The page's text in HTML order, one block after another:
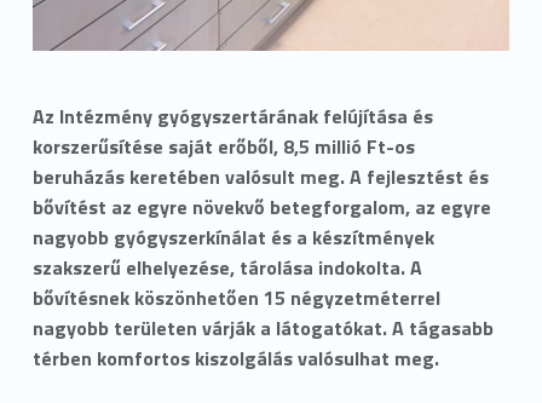
Az Intézmény gyógyszertárának felújítása és
korszerűsítése saját erőből, 8,5 millió Ft-os
beruházás keretében valósult meg. A fejlesztést és
bővítést az egyre növekvő betegforgalom, az egyre
nagyobb gyógyszerkínálat és a készítmények
szakszerű elhelyezése, tárolása indokolta. A
bővítésnek köszönhetően 15 négyzetméterrel
nagyobb területen várják a látogatókat. A tágasabb
térben komfortos kiszolgálás valósulhat meg.